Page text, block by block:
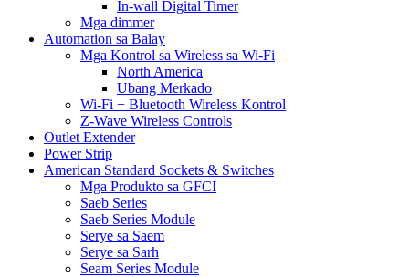
In-wall Digital Timer
Mga dimmer
Automation sa Balay
Mga Kontrol sa Wireless sa Wi-Fi
North America
Ubang Merkado
Wi-Fi + Bluetooth Wireless Kontrol
Z-Wave Wireless Controls
Outlet Extender
Power Strip
American Standard Sockets & Switches
Mga Produkto sa GFCI
Saeb Series
Saeb Series Module
Serye sa Saem
Serye sa Sarh
Seam Series Module